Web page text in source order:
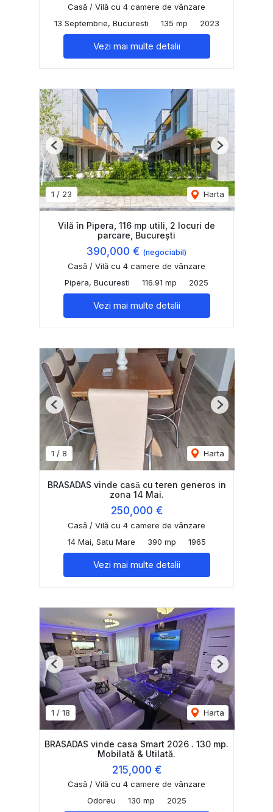
Casă / Vilă cu 4 camere de vânzare
13 Septembrie, Bucuresti
135 mp 2023
Vezi mai multe detalii
1 / 23 Harta
Previous Next
Vilă în Pipera, 116 mp utili, 2 locuri de
parcare, București
390,000 € (negociabil)
Casă / Vilă cu 4 camere de vânzare
Pipera, Bucuresti
116.91 mp 2025
Vezi mai multe detalii
1 / 8 Harta
Previous Next
BRASADAS vinde casă cu teren generos in
zona 14 Mai.
250,000 €
Casă / Vilă cu 4 camere de vânzare
14 Mai, Satu Mare
390 mp 1965
Vezi mai multe detalii
1 / 18 Harta
Previous Next
BRASADAS vinde casa Smart 2026 . 130 mp.
Mobilată & Utilată.
215,000 €
Casă / Vilă cu 4 camere de vânzare
Odoreu
130 mp 2025